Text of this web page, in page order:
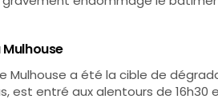
Mulhouse a été la cible de
est entré aux alentours de 16h30